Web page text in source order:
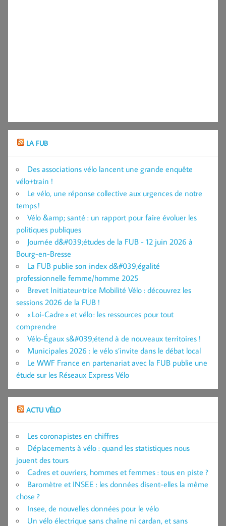
LA FUB
Des associations vélo lancent une grande enquête
vélo+train !
Le vélo, une réponse collective aux urgences de notre
temps !
Vélo &amp; santé : un rapport pour faire évoluer les
politiques publiques
Journée d&#039;études de la FUB - 12 juin 2026 à
Bourg-en-Bresse
La FUB publie son index d&#039;égalité
professionnelle femme/homme 2025
Brevet Initiateur·trice Mobilité Vélo : découvrez les
sessions 2026 de la FUB !
« Loi-Cadre » et vélo : les ressources pour tout
comprendre
Vélo-Égaux s&#039;étend à de nouveaux territoires !
Municipales 2026 : le vélo s’invite dans le débat local
Le WWF France en partenariat avec la FUB publie une
étude sur les Réseaux Express Vélo
ACTU VÉLO
Les coronapistes en chiffres
Déplacements à vélo : quand les statistiques nous
jouent des tours
Cadres et ouvriers, hommes et femmes : tous en piste ?
Baromètre et INSEE : les données disent-elles la même
chose ?
Insee, de nouvelles données pour le vélo
Un vélo électrique sans chaîne ni cardan, et sans